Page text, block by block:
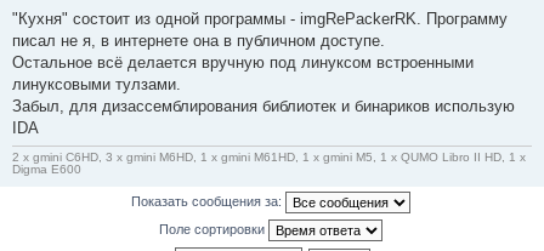
о
о
б
щ
н
и
е
#
6
0
"Кухня" состоит из одной программы - imgRePackerRK. Программу
писал не я, в интернете она в публичном доступе.
Остальное всё делается вручную под линуксом встроенными
линуксовыми тулзами.
Забыл, для дизассемблирования библиотек и бинариков использую
IDA
2 x gmini C6HD, 3 x gmini M6HD, 1 x gmini M61HD, 1 x gmini M5, 1 x QUMO Libro II HD, 1 x
Digma E600
Показать сообщения за:
Поле сортировки